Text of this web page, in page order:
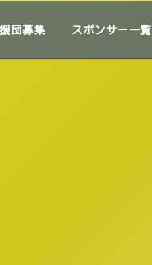
団募集 スポンサー一覧